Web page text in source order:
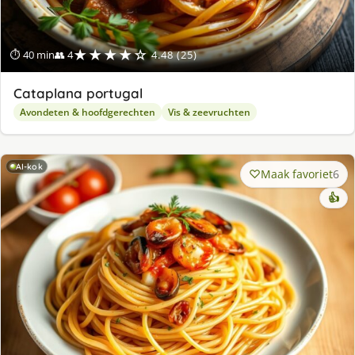
⏱ 40 min👥 4★★★★☆ 4.48 (25)
Cataplana portugal
Avondeten & hoofdgerechten Vis & zeevruchten
AI-kok Maak favoriet6
👍